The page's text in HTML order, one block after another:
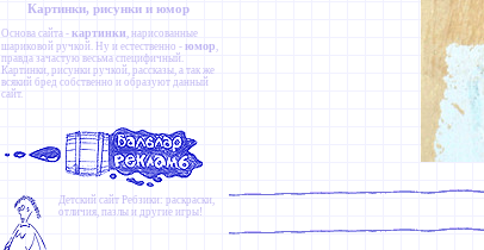
Картинки, рисунки и юмор
Основа сайта - картинки, нарисованные
шариковой ручкой. Ну и естественно - юмор,
правда зачастую весьма специфичный.
Картинки, рисунки ручкой, рассказы, а так же
всякий бред собственно и образуют данный
сайт.
Детский сайт Ребзики: раскраски,
отличия, пазлы и другие игры!